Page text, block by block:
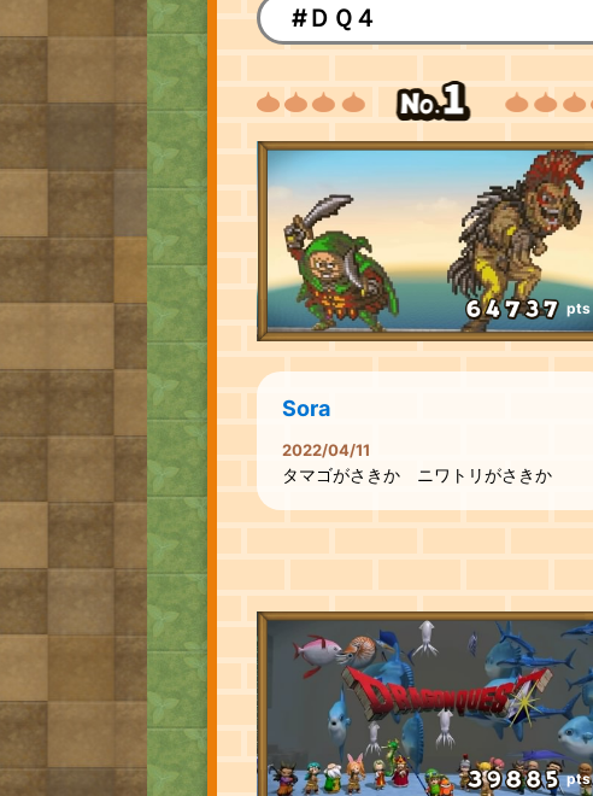
#ＤＱ４
pts
Sora
2022/04/11
タマゴがさきか ニワトリがさきか
pts